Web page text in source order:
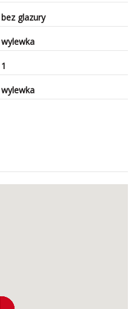
bez glazury
wylewka
1
wylewka